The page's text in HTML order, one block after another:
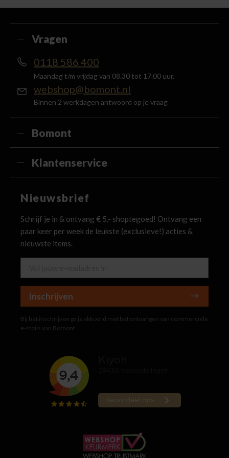
Vragen
0118 586 400
Maandag t/m vrijdag van 08.30 tot 17.00 uur.
webshop@bomont.nl
Binnen 2 werkdagen antwoord op je vraag
Bomont
Klantenservice
Nieuwsbrief
Schrijf je in & ontvang € 5,- shoptegoed! Ontvang een
paar keer per week de leukste (exclusieve!) acties &
nieuwste items.
Inschrijven
Bij het inschrijven ga je akkoord met het ontvangen van commerciële
e-mails van Bomont.